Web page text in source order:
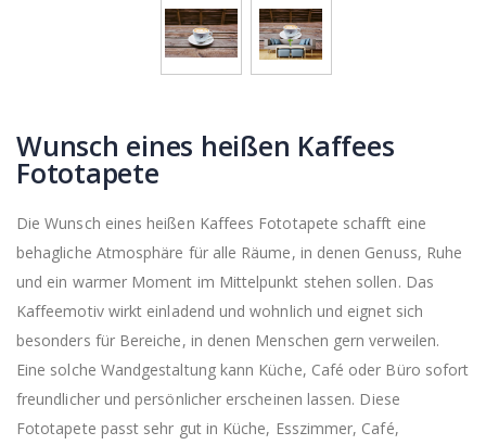
Wunsch eines heißen Kaffees
Fototapete
Die Wunsch eines heißen Kaffees Fototapete schafft eine
behagliche Atmosphäre für alle Räume, in denen Genuss, Ruhe
und ein warmer Moment im Mittelpunkt stehen sollen. Das
Kaffeemotiv wirkt einladend und wohnlich und eignet sich
besonders für Bereiche, in denen Menschen gern verweilen.
Eine solche Wandgestaltung kann Küche, Café oder Büro sofort
freundlicher und persönlicher erscheinen lassen. Diese
Fototapete passt sehr gut in Küche, Esszimmer, Café,